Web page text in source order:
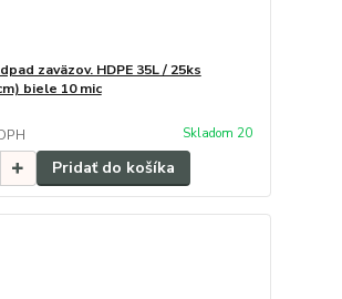
zaväzov. HDPE 35L / 25ks
biele 10 mic
Skladom 20
Pridať do košíka